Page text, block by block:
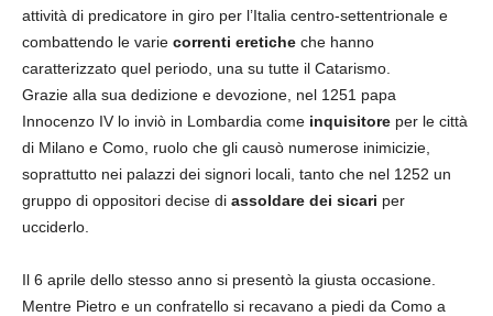
attività di predicatore in giro per l’Italia centro-settentrionale e
combattendo le varie correnti eretiche che hanno
caratterizzato quel periodo, una su tutte il Catarismo.
Grazie alla sua dedizione e devozione, nel 1251 papa
Innocenzo IV lo inviò in Lombardia come inquisitore per le città
di Milano e Como, ruolo che gli causò numerose inimicizie,
soprattutto nei palazzi dei signori locali, tanto che nel 1252 un
gruppo di oppositori decise di assoldare dei sicari per
ucciderlo.
Il 6 aprile dello stesso anno si presentò la giusta occasione.
Mentre Pietro e un confratello si recavano a piedi da Como a